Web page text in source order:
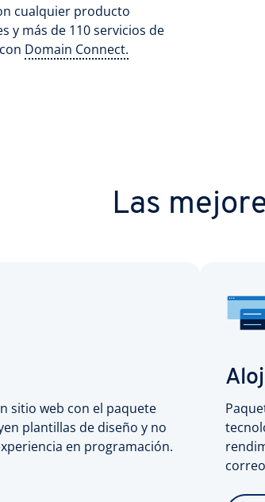
cualquier producto
y más de 110 servicios de
Domain Connect.
Las
sitio web con el paquete
plantillas de diseño y no
en programación.